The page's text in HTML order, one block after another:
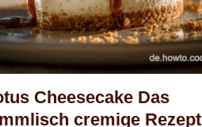
Cheesecake Das
cremige Rezept